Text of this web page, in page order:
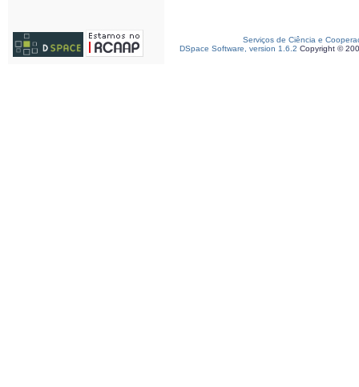
Serviços de Ciência e
DSpace Software, version 1.6.2 Copyright ©